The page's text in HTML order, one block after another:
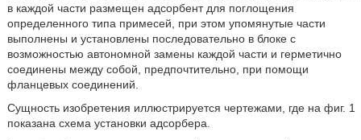
в каждой части размещен адсорбент для поглощения
определенного типа примесей, при этом упомянутые части
выполнены и установлены последовательно в блоке с
возможностью автономной замены каждой части и герметично
соединены между собой, предпочтительно, при помощи
фланцевых соединений.
Сущность изобретения иллюстрируется чертежами, где на фиг. 1
показана схема установки адсорбера.